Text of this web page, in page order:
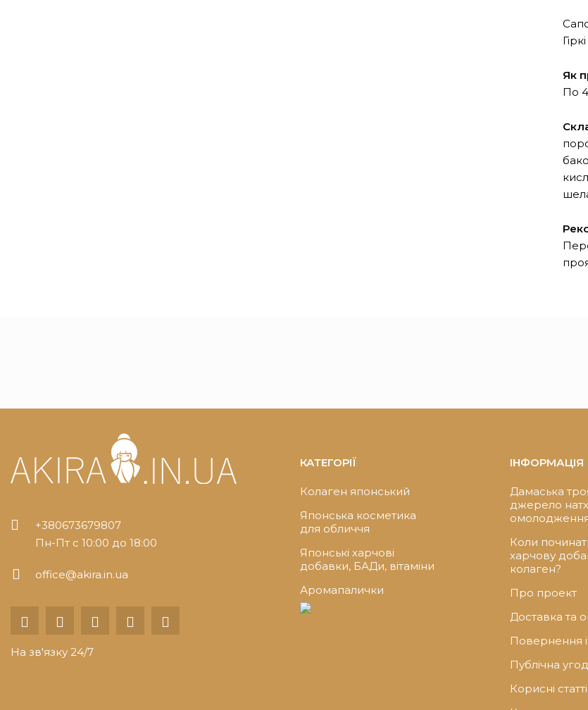
Як
По
+380673679807
Пн-Пт с 10:00 до 18:00
office@akira.in.ua
На зв'язку 24/7
КАТЕГОРІЇ
Колаген японський
Японська косметика
для обличчя
Японські харчові
добавки, БАДи, вітаміни
Аромапалички
ІНФОРМАЦІЯ
Дамаська
джерело
Коли
харчову
колаген?
Про проект
Доставка та
Повернення
Публічна
Корисні статті